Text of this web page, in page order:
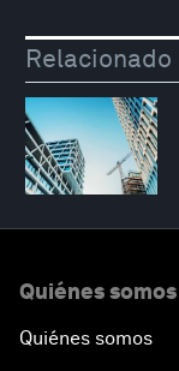
Relacionado
Quiénes somos
Quiénes somos